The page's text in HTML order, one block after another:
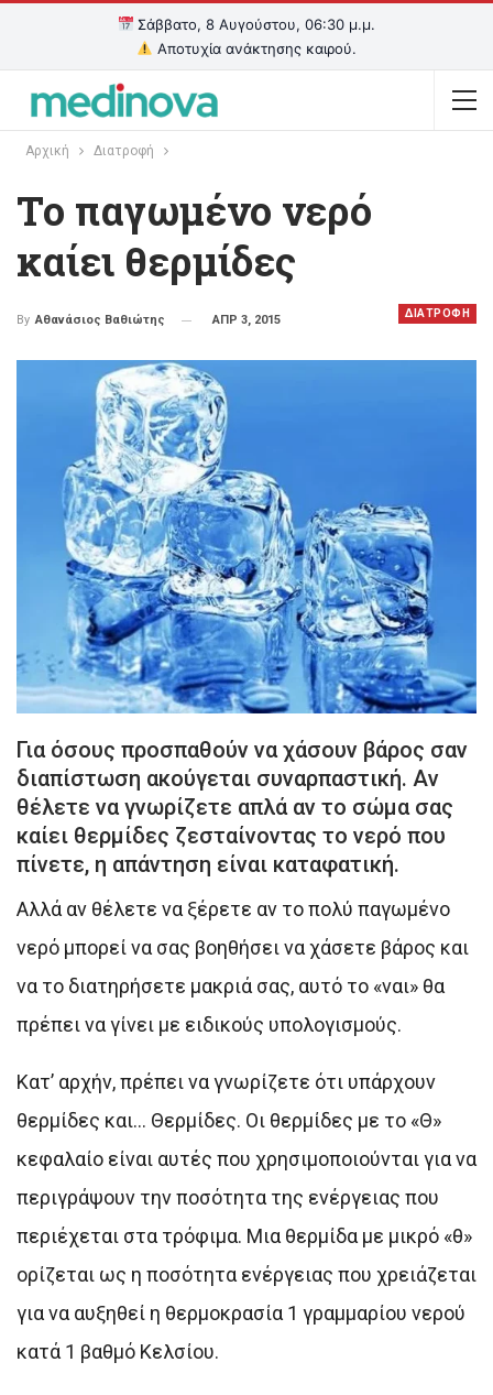
Σάββατο, 8 Αυγούστου, 06:30 μ.μ.
Αποτυχία ανάκτησης καιρού.
Αρχική Διατροφή
Το παγωμένο νερό
καίει θερμίδες
ΔΙΑΤΡΟΦΗ
By Αθανάσιος Βαθιώτης ΑΠΡ 3, 2015
Για όσους προσπαθούν να χάσουν βάρος σαν
διαπίστωση ακούγεται συναρπαστική. Αν
θέλετε να γνωρίζετε απλά αν το σώμα σας
καίει θερμίδες ζεσταίνοντας το νερό που
πίνετε, η απάντηση είναι καταφατική.
Αλλά αν θέλετε να ξέρετε αν το πολύ παγωμένο
νερό μπορεί να σας βοηθήσει να χάσετε βάρος και
να το διατηρήσετε μακριά σας, αυτό το «ναι» θα
πρέπει να γίνει με ειδικούς υπολογισμούς.
Κατ’ αρχήν, πρέπει να γνωρίζετε ότι υπάρχουν
θερμίδες και… Θερμίδες. Οι θερμίδες με το «Θ»
κεφαλαίο είναι αυτές που χρησιμοποιούνται για να
περιγράψουν την ποσότητα της ενέργειας που
περιέχεται στα τρόφιμα. Μια θερμίδα με μικρό «θ»
ορίζεται ως η ποσότητα ενέργειας που χρειάζεται
για να αυξηθεί η θερμοκρασία 1 γραμμαρίου νερού
κατά 1 βαθμό Κελσίου.